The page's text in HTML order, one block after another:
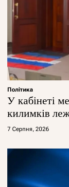
Політика
У кабінеті
килимків
7 Серпня, 2026